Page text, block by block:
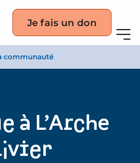
Je fais un don
communauté
à L’Arche